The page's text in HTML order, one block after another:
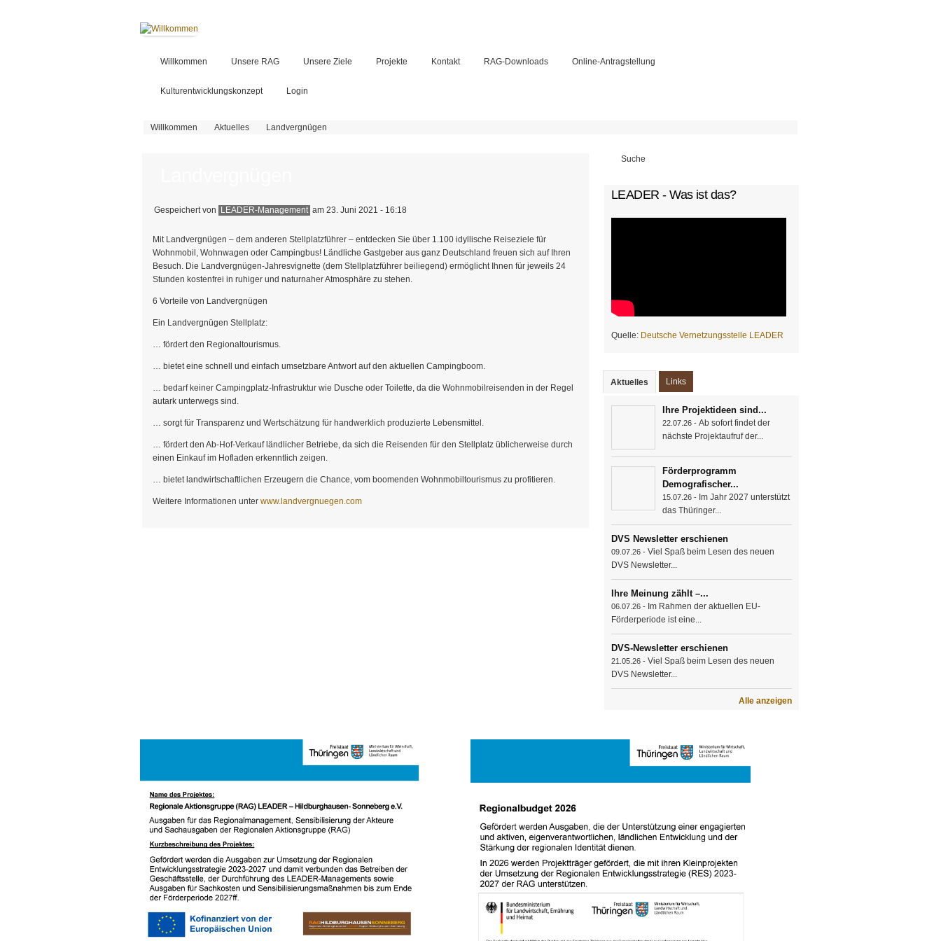
Willkommen Unsere RAG Unsere Ziele Projekte Kontakt RAG-Downloads Online-Antragstellung
Kulturentwicklungskonzept Login
Sie sind hier
Willkommen Aktuelles Landvergnügen
Suchformular
LEADER - Was ist das?
Quelle: Deutsche Vernetzungsstelle LEADER
Aktuelles (aktiver Reiter)
Links
Ihre Projektideen sind...
22.07.26 - Ab sofort findet der
nächste Projektaufruf der...
Förderprogramm
Demografischer...
15.07.26 - Im Jahr 2027 unterstützt
das Thüringer...
DVS Newsletter erschienen
09.07.26 - Viel Spaß beim Lesen des neuen
DVS Newsletter...
Ihre Meinung zählt –...
06.07.26 - Im Rahmen der aktuellen EU-
Förderperiode ist eine...
DVS-Newsletter erschienen
21.05.26 - Viel Spaß beim Lesen des neuen
DVS Newsletter...
Alle anzeigen
Gespeichert von LEADER-Management am 23. Juni 2021 - 16:18
Mit Landvergnügen – dem anderen Stellplatzführer – entdecken Sie über 1.100 idyllische Reiseziele für
Wohnmobil, Wohnwagen oder Campingbus! Ländliche Gastgeber aus ganz Deutschland freuen sich auf Ihren
Besuch. Die Landvergnügen-Jahresvignette (dem Stellplatzführer beiliegend) ermöglicht Ihnen für jeweils 24
Stunden kostenfrei in ruhiger und naturnaher Atmosphäre zu stehen.
6 Vorteile von Landvergnügen
Ein Landvergnügen Stellplatz:
… fördert den Regionaltourismus.
… bietet eine schnell und einfach umsetzbare Antwort auf den aktuellen Campingboom.
… bedarf keiner Campingplatz-Infrastruktur wie Dusche oder Toilette, da die Wohnmobilreisenden in der Regel
autark unterwegs sind.
… sorgt für Transparenz und Wertschätzung für handwerklich produzierte Lebensmittel.
… fördert den Ab-Hof-Verkauf ländlicher Betriebe, da sich die Reisenden für den Stellplatz üblicherweise durch
einen Einkauf im Hofladen erkenntlich zeigen.
… bietet landwirtschaftlichen Erzeugern die Chance, vom boomenden Wohnmobiltourismus zu profitieren.
Weitere Informationen unter www.landvergnuegen.com